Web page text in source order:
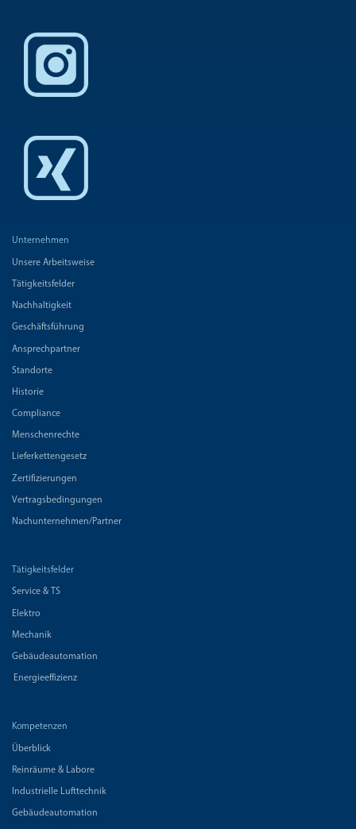
Unternehmen
Unsere Arbeitsweise
Tätigkeitsfelder
Nachhaltigkeit
Geschäftsführung
Ansprechpartner
Standorte
Historie
Compliance
Menschenrechte
Lieferkettengesetz
Zertifizierungen
Vertragsbedingungen
Nachunternehmen/Partner
Tätigkeitsfelder
Service & TS
Elektro
Mechanik
Gebäudeautomation
Energieeffizienz
Kompetenzen
Überblick
Reinräume & Labore
Industrielle Lufttechnik
Gebäudeautomation